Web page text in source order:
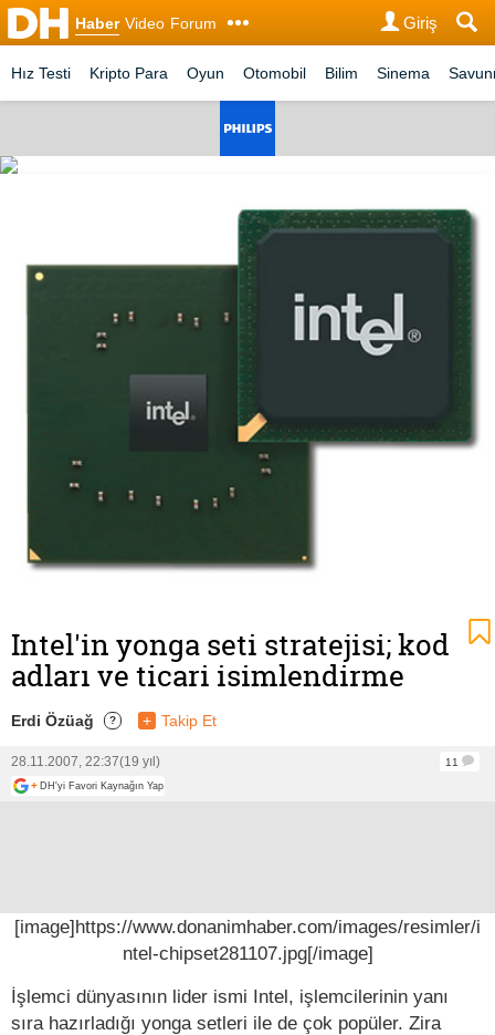
Haber Video Forum Giriş
Hız Testi Kripto Para Oyun Otomobil Bilim Sinema
Intel'in yonga seti stratejisi; kod
adları ve ticari isimlendirme
Erdi Özüağ ? + Takip Et
28.11.2007, 22:37(19 yıl)
11
+ DH'yi Favori Kaynağın Yap
[image]https://www.donanimhaber.com/images/resimler/i
ntel-chipset281107.jpg[/image]
İşlemci dünyasının lider ismi Intel, işlemcilerinin yanı
sıra hazırladığı yonga setleri ile de çok popüler. Zira